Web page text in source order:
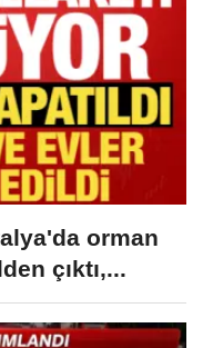
orman
çıktı,...